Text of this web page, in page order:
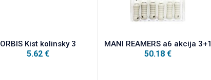
ORBIS Kist kolinsky 3
5.62 €
MANI REAMERS a6 akcija 3+1
50.18 €